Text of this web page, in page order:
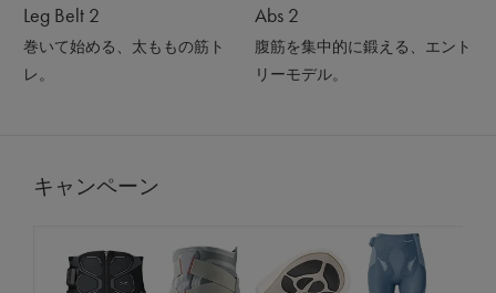
Leg Belt 2
巻いて始める、太ももの筋ト
レ。
Abs 2
腹筋を集中的に鍛える、エント
リーモデル。
キャンペーン